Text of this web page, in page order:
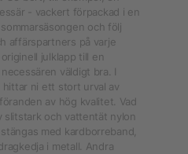
- vackert förpackad i en
och följ
affärspartners på varje
julklapp till en
väldigt bra. I
hittar ni ett stort urval av
av hög kvalitet. Vad
slitstark och vattentät nylon
med kardborreband,
i metall. Andra